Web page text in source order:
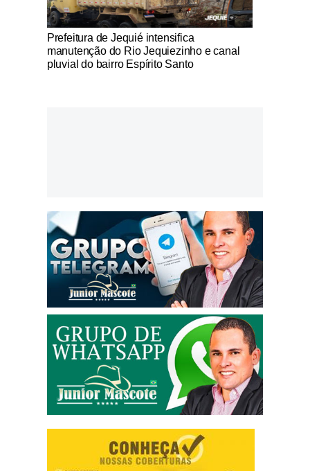
Notícias Católicas
Prefeitura de Jequié intensifica
manutenção do Rio Jequiezinho e canal
pluvial do bairro Espírito Santo